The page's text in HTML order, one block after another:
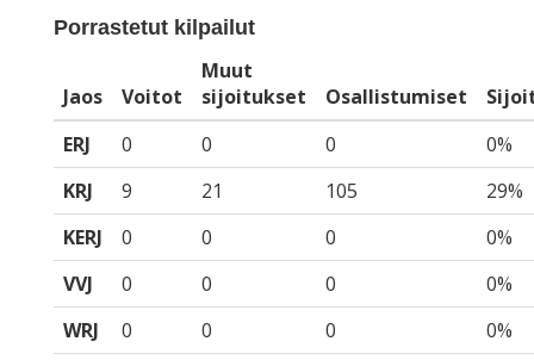
Porrastetut kilpailut
Jaos Voitot
Muut
sijoitukset
Osallistumiset
ERJ
0 0 0
0%
KRJ
9 21 105
29%
KERJ
0 0 0
0%
VVJ
0 0 0
0%
WRJ
0 0 0
0%